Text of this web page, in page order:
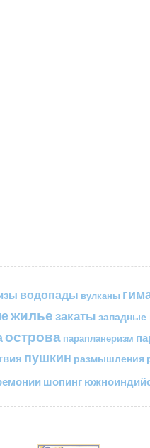
водопады вулканы
жильезакаты западные
острова парапланеризм
пушкин размышления
шопинг